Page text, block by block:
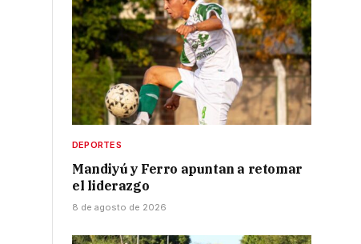
DEPORTES
Mandiyú y Ferro apuntan a retomar
el liderazgo
8 de agosto de 2026